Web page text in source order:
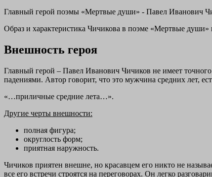
Главный герой поэмы «Мертвые души» - Павел Иванович
Образ и характеристика Чичикова в поэме «Мертвые души»
Внешность героя
Главный герой – Павел Иванович Чичиков не имеет
падениями. Автор говорит, что это мужчина средних лет,
«…приличные средние лета…».
Другие черты внешности:
полная фигура;
округлость форм;
приятная наружность.
Чичиков приятен внешне, но красавцем его никто не
все его встречи строятся на переговорах. Он легко